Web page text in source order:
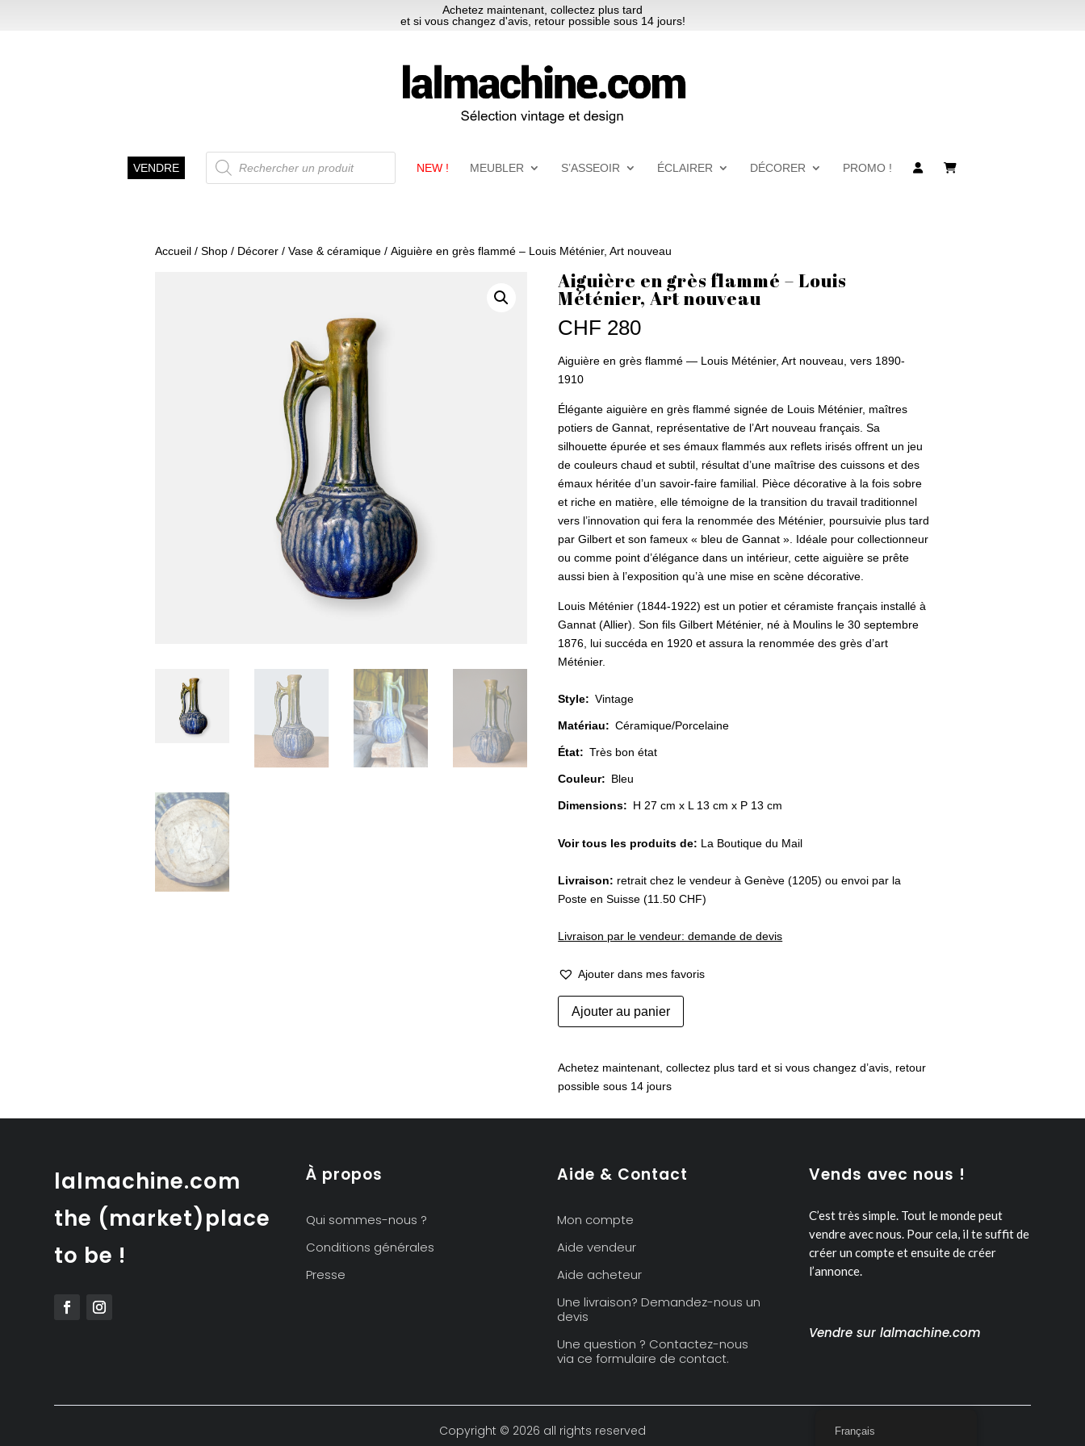
Achetez maintenant, collectez plus tard
et si vous changez d'avis, retour possible sous 14 jours!
VENDRE
Recherche
de
produits
NEW ! MEUBLER S’ASSEOIR ÉCLAIRER DÉCORER PROMO !
Accueil / Shop / Décorer / Vase & céramique / Aiguière en grès flammé – Louis Méténier, Art nouveau
Aiguière en grès flammé – Louis
Méténier, Art nouveau
CHF 280
Aiguière en grès flammé — Louis Méténier, Art nouveau, vers 1890-
1910
Élégante aiguière en grès flammé signée de Louis Méténier, maîtres
potiers de Gannat, représentative de l’Art nouveau français. Sa
silhouette épurée et ses émaux flammés aux reflets irisés offrent un jeu
de couleurs chaud et subtil, résultat d’une maîtrise des cuissons et des
émaux héritée d’un savoir-faire familial. Pièce décorative à la fois sobre
et riche en matière, elle témoigne de la transition du travail traditionnel
vers l’innovation qui fera la renommée des Méténier, poursuivie plus tard
par Gilbert et son fameux « bleu de Gannat ». Idéale pour collectionneur
ou comme point d’élégance dans un intérieur, cette aiguière se prête
aussi bien à l’exposition qu’à une mise en scène décorative.
Louis Méténier (1844-1922) est un potier et céramiste français installé à
Gannat (Allier). Son fils Gilbert Méténier, né à Moulins le 30 septembre
1876, lui succéda en 1920 et assura la renommée des grès d’art
Méténier.
Style: Vintage
Matériau: Céramique/Porcelaine
État: Très bon état
Couleur: Bleu
Dimensions: H 27 cm x L 13 cm x P 13 cm
Voir tous les produits de: La Boutique du Mail
Livraison: retrait chez le vendeur à Genève (1205) ou envoi par la
Poste en Suisse (11.50 CHF)
Livraison par le vendeur: demande de devis
Ajouter dans mes favoris
quantité
de
flammé
Art
Ajouter au panier
Achetez maintenant, collectez plus tard et si vous changez d’avis, retour
possible sous 14 jours
lalmachine.com
the (market)place
to be !
À propos
Qui sommes-nous ?
Conditions générales
Presse
Aide & Contact
Mon compte
Aide vendeur
Aide acheteur
Une livraison? Demandez-nous un
devis
Une question ? Contactez-nous
via ce formulaire de contact.
Vends avec nous !
C’est très simple. Tout le monde peut
vendre avec nous. Pour cela, il te suffit de
créer un compte et ensuite de créer
l’annonce.
Vendre sur lalmachine.com
Copyright © 2026 all rights reserved Français